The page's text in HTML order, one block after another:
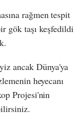
rağmen tespit
gök taşı keşfedildi
ancak Dünya'ya
heyecanı
Projesi'nin